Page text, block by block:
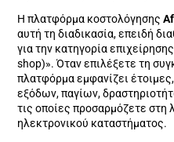
Η πλατφόρμα κοστολόγησης
αυτή τη διαδικασία, επειδή
για την κατηγορία
shop)». Όταν επιλέξετε τη
πλατφόρμα εμφανίζει
εξόδων, παγίων,
τις οποίες προσαρμόζετε στη
ηλεκτρονικού καταστήματος.